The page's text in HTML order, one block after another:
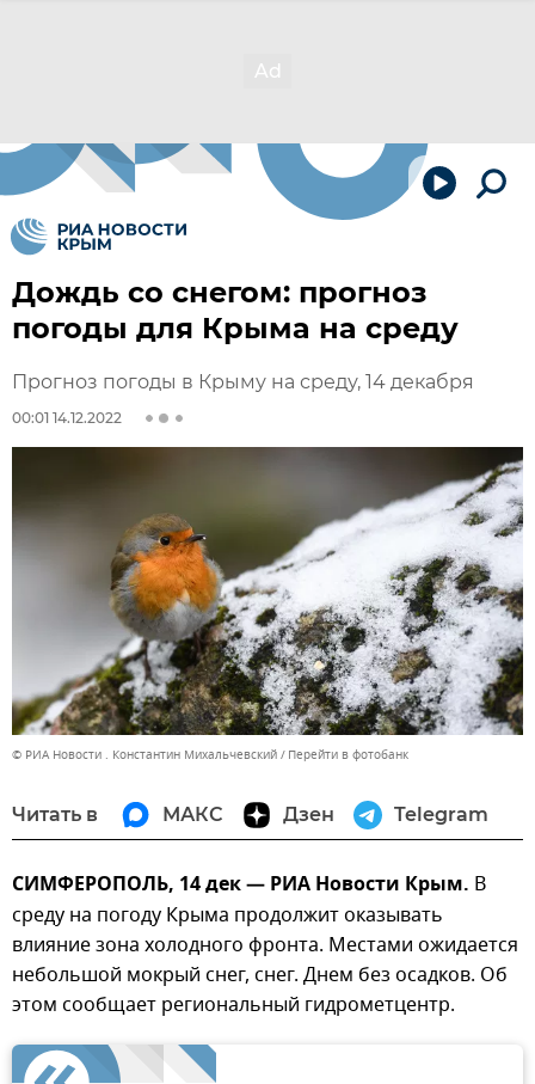
Дождь со снегом: прогноз
погоды для Крыма на среду
Прогноз погоды в Крыму на среду, 14 декабря
00:01 14.12.2022
© РИА Новости . Константин Михальчевский Перейти в фотобанк
Читать в МАКС Дзен Telegram
СИМФЕРОПОЛЬ, 14 дек — РИА Новости Крым. В
среду на погоду Крыма продолжит оказывать
влияние зона холодного фронта. Местами ожидается
небольшой мокрый снег, снег. Днем без осадков. Об
этом сообщает региональный гидрометцентр.